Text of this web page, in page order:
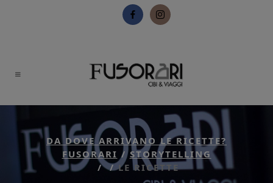
DA DOVE ARRIVANO LE RICETTE?
FUSORARI /STORYTELLING
//LE RICETTE